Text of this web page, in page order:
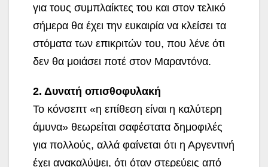
για τους συμπλαίκτες του και στον τελικό
σήμερα θα έχει την ευκαιρία να κλείσει τα
στόματα των επικριτών του, που λένε ότι
δεν θα μοιάσει ποτέ στον Μαραντόνα.
2. Δυνατή οπισθοφυλακή
Το κόνσεπτ «η επίθεση είναι η καλύτερη
άμυνα» θεωρείται σαφέστατα δημοφιλές
για πολλούς, αλλά φαίνεται ότι η Αργεντινή
έχει ανακαλύψει, ότι όταν στερεύεις από